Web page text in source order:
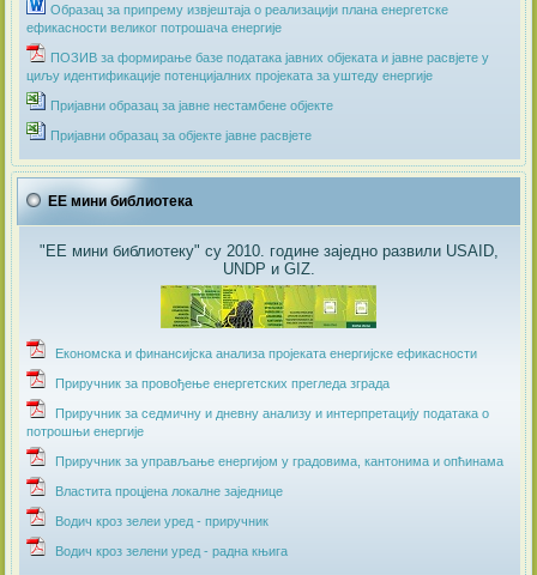
Образац за припрему извјештаја о реализацији плана енергетске
ефикасности великог потрошача енергије
ПОЗИВ за формирање базе података јавних објеката и јавне расвјете у
циљу идентификације потенцијалних пројеката за уштеду енергије
Пријавни образац за јавне нестамбене објекте
Пријавни образац за објекте јавне расвјете
ЕЕ мини библиотека
"ЕЕ мини библиотеку" су 2010. године заједно развили USAID,
UNDP и GIZ.
Економска и финансијска анализа пројеката енергијске ефикасности
Приручник за провођење енергетских прегледа зграда
Приручник за седмичну и дневну анализу и интерпретацију података о
потрошњи енергије
Приручник за управљање енергијом у градовима, кантонима и опћинама
Властита процјена локалне заједнице
Водич кроз зелеи уред - приручник
Водич кроз зелени уред - радна књига